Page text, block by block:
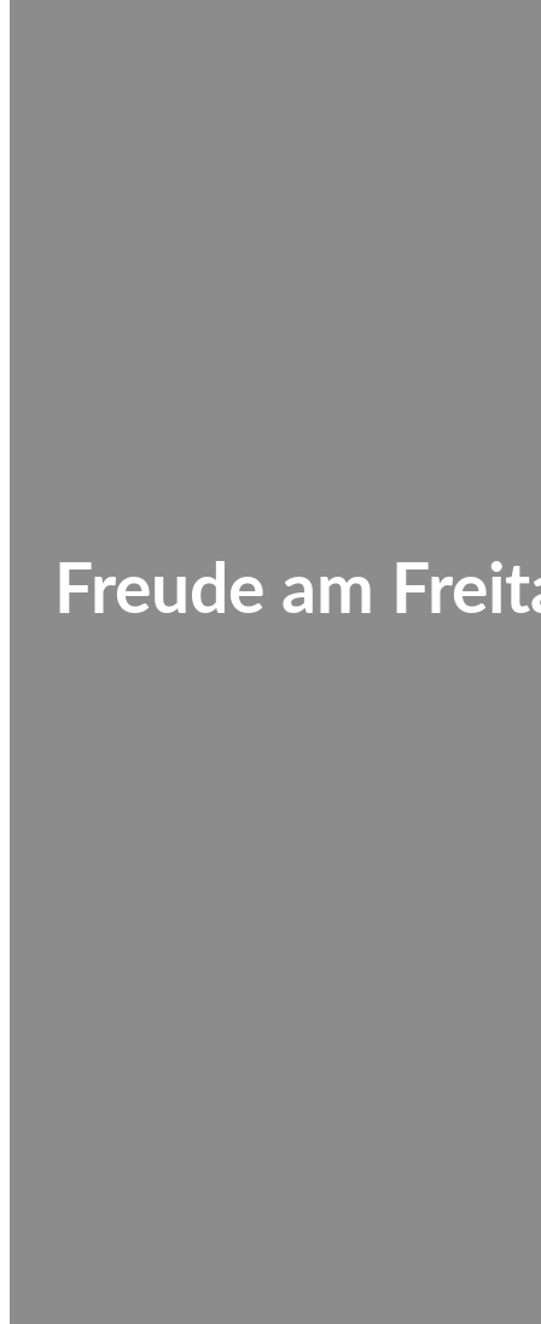
Freude am